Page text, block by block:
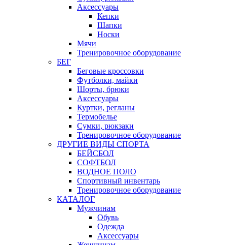
Аксессуары
Кепки
Шапки
Носки
Мячи
Тренировочное оборудование
БЕГ
Беговые кроссовки
Футболки, майки
Шорты, брюки
Аксессуары
Куртки, регланы
Термобелье
Сумки, рюкзаки
Тренировочное оборудование
ДРУГИЕ ВИДЫ СПОРТА
БЕЙСБОЛ
СОФТБОЛ
ВОДНОЕ ПОЛО
Спортивный инвентарь
Тренировочное оборудование
КАТАЛОГ
Мужчинам
Обувь
Одежда
Аксессуары